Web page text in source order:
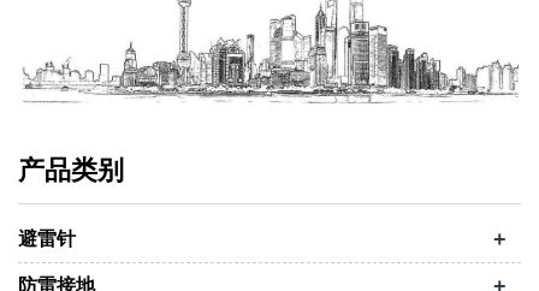
产品类别
避雷针 +
防雷接地 +